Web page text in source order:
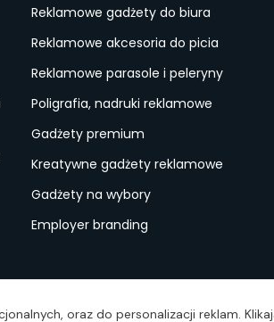
Reklamowe gadżety do biura
Reklamowe akcesoria do picia
Reklamowe parasole i peleryny
Poligrafia, nadruki reklamowe
Gadżety premium
Kreatywne gadżety reklamowe
Gadżety na wybory
Employer branding
oraz do personalizacji reklam.